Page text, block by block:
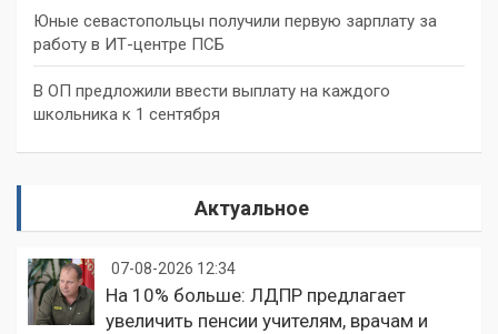
Юные севастопольцы получили первую зарплату за
работу в ИТ-центре ПСБ
В ОП предложили ввести выплату на каждого
школьника к 1 сентября
Актуальное
07-08-2026 12:34
На 10% больше: ЛДПР предлагает
увеличить пенсии учителям, врачам и